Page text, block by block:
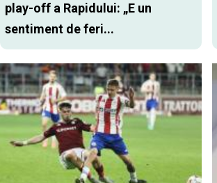
play-off a Rapidului: „E un
sentiment de feri...